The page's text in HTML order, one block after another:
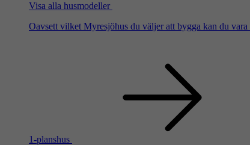
Visa alla husmodeller
Oavsett vilket Myresjöhus du väljer att bygga kan du
1-planshus